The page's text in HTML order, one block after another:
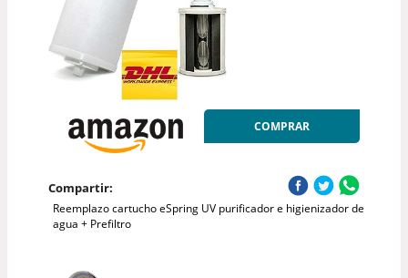
COMPRAR
Compartir:
Reemplazo cartucho eSpring UV purificador e higienizador de
agua + Prefiltro